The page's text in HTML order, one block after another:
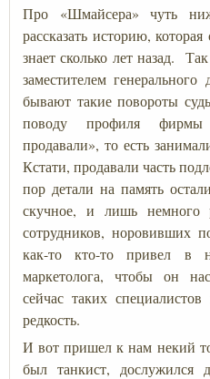
Про «Шмайсера» чуть
рассказать историю,
знает сколько лет назад.
заместителем
бывают такие повороты
поводу профиля
продавали», то есть
Кстати, продавали часть
пор детали на память
скучное, и лишь немного
сотрудников, норовивших
как-то кто-то привел в
маркетолога, чтобы он
сейчас таких
редкость.
И вот пришел к нам некий
был танкист, дослужился